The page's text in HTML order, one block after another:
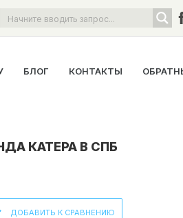
БЛОГ КОНТАКТЫ
КАТЕРА В СПБ
ДОБАВИТЬ К СРАВНЕНИЮ